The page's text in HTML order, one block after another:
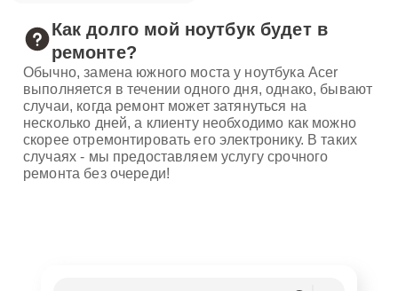
Как долго мой ноутбук будет в
ремонте?
Обычно, замена южного моста у ноутбука Acer
выполняется в течении одного дня, однако, бывают
случаи, когда ремонт может затянуться на
несколько дней, а клиенту необходимо как можно
скорее отремонтировать его электронику. В таких
случаях - мы предоставляем услугу срочного
ремонта без очереди!